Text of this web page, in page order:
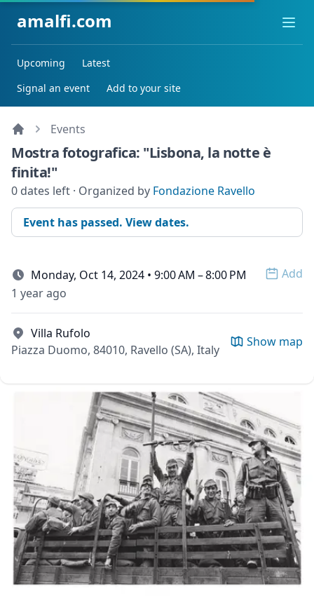
amalfi.com
Upcoming
Latest
Signal an event
Add to your site
Events
Mostra fotografica: "Lisbona, la notte è
finita!"
0 dates left · Organized by Fondazione Ravello
Event has passed. View dates.
Monday, Oct 14, 2024 • 9:00 AM – 8:00 PM
Add
1 year ago
Villa Rufolo
Piazza Duomo, 84010, Ravello (SA), Italy
Show map